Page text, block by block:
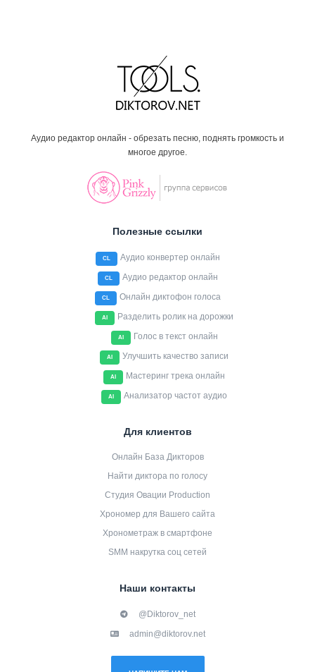
Аудио редактор онлайн - обрезать песню, поднять громкость и
многое другое.
Полезные ссылки
CL Аудио конвертер онлайн
CL Аудио редактор онлайн
CL Онлайн диктофон голоса
AI Разделить ролик на дорожки
AI Голос в текст онлайн
AI Улучшить качество записи
AI Мастеринг трека онлайн
AI Анализатор частот аудио
Для клиентов
Онлайн База Дикторов
Найти диктора по голосу
Студия Овации Production
Хрономер для Вашего сайта
Хронометраж в смартфоне
SMM накрутка соц сетей
Наши контакты
@Diktorov_net
admin@diktorov.net